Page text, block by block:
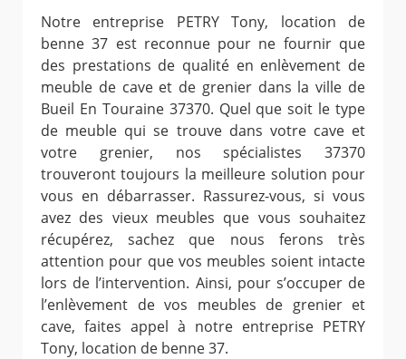
Notre entreprise PETRY Tony, location de
benne 37 est reconnue pour ne fournir que
des prestations de qualité en enlèvement de
meuble de cave et de grenier dans la ville de
Bueil En Touraine 37370. Quel que soit le type
de meuble qui se trouve dans votre cave et
votre grenier, nos spécialistes 37370
trouveront toujours la meilleure solution pour
vous en débarrasser. Rassurez-vous, si vous
avez des vieux meubles que vous souhaitez
récupérez, sachez que nous ferons très
attention pour que vos meubles soient intacte
lors de l’intervention. Ainsi, pour s’occuper de
l’enlèvement de vos meubles de grenier et
cave, faites appel à notre entreprise PETRY
Tony, location de benne 37.